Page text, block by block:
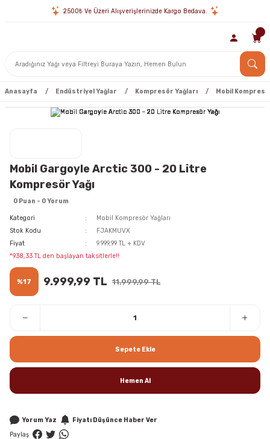
2500₺ Ve Üzeri Alışverişlerinizde Kargo Bedava.
Anasayfa Endüstriyel Yağlar Kompresör Yağları Mobil
Mobil Gargoyle Arctic 300 - 20 Litre
Kompresör Yağı
0 Puan - 0 Yorum
Kategori
Mobil Kompresör Yağları
Stok Kodu
FJAKMUVX
Fiyat
9.999,99 TL + KDV
*938,33 TL den başlayan taksitlerle!!
%17 9.999,99 TL 11.999,99 TL
Sepete Ekle
Hemen Al
Yorum Yaz
Fiyatı Düşünce Haber Ver
Paylaş